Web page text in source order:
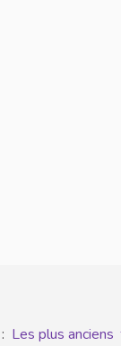
Les plus anciens